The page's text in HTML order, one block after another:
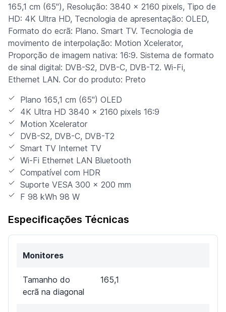
165,1 cm (65"), Resolução: 3840 x 2160 pixels, Tipo de
HD: 4K Ultra HD, Tecnologia de apresentação: OLED,
Formato do ecrã: Plano. Smart TV. Tecnologia de
movimento de interpolação: Motion Xcelerator,
Proporção de imagem nativa: 16:9. Sistema de formato
de sinal digital: DVB-S2, DVB-C, DVB-T2. Wi-Fi,
Ethernet LAN. Cor do produto: Preto
Plano 165,1 cm (65") OLED
4K Ultra HD 3840 x 2160 pixels 16:9
Motion Xcelerator
DVB-S2, DVB-C, DVB-T2
Smart TV Internet TV
Wi-Fi Ethernet LAN Bluetooth
Compatível com HDR
Suporte VESA 300 x 200 mm
F 98 kWh 98 W
Especificações Técnicas
Monitores
Tamanho do
ecrã na diagonal
165,1